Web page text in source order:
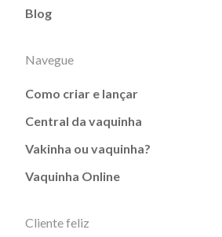
Blog
Navegue
Como criar e lançar
Central da vaquinha
Vakinha ou vaquinha?
Vaquinha Online
Cliente feliz